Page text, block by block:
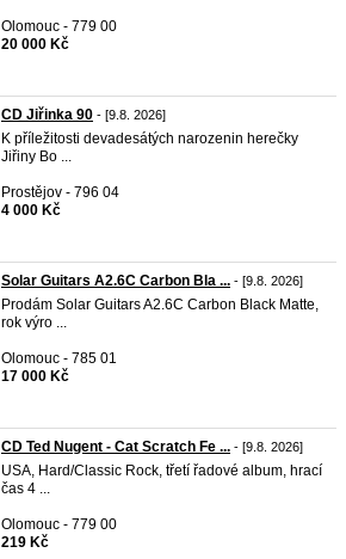
Olomouc - 779 00
20 000 Kč
CD Jiřinka 90 - [9.8. 2026]
K příležitosti devadesátých narozenin herečky
Jiřiny Bo ...
Prostějov - 796 04
4 000 Kč
Solar Guitars A2.6C Carbon Bla ... - [9.8. 2026]
Prodám Solar Guitars A2.6C Carbon Black Matte,
rok výro ...
Olomouc - 785 01
17 000 Kč
CD Ted Nugent - Cat Scratch Fe ... - [9.8. 2026]
USA, Hard/Classic Rock, třetí řadové album, hrací
čas 4 ...
Olomouc - 779 00
219 Kč